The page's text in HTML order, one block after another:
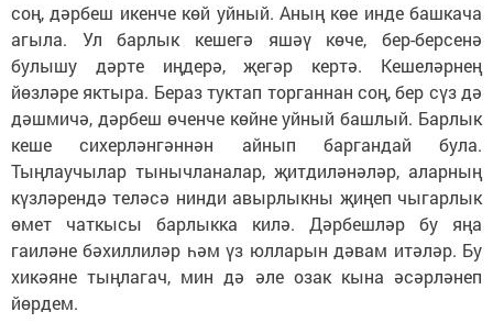
соң, дәрбеш икенче көй уйный. Аның көе инде башкача
агыла. Ул барлык кешегә яшәү көче, бер-берсенә
булышу дәрте иңдерә, җегәр кертә. Кешеләрнең
йөзләре яктыра. Бераз туктап торганнан соң, бер сүз дә
дәшмичә, дәрбеш өченче көйне уйный башлый. Барлык
кеше сихерләнгәннән айнып баргандай була.
Тыңлаучылар тынычланалар, җитдиләнәләр, аларның
күзләрендә теләсә нинди авырлыкны җиңеп чыгарлык
өмет чаткысы барлыкка килә. Дәрбешләр бу яңа
гаиләне бәхиллиләр һәм үз юлларын дәвам итәләр. Бу
хикәяне тыңлагач, мин дә әле озак кына әсәрләнеп
йөрдем.